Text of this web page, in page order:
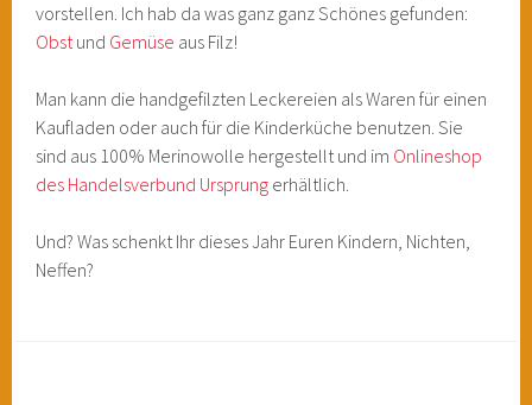
vorstellen. Ich hab da was ganz ganz Schönes gefunden:
Obstund Gemüse aus Filz!
Man kann die handgefilzten Leckereien als Waren für einen
Kaufladen oder auch für die Kinderküche benutzen. Sie
sind aus 100% Merinowolle hergestellt und im Onlineshop
des Handelsverbund Ursprung erhältlich.
Und? Was schenkt Ihr dieses Jahr Euren Kindern, Nichten,
Neffen?